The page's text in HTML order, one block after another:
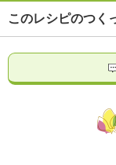
このレシピのつく